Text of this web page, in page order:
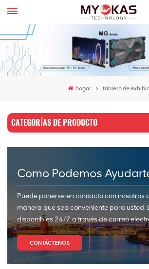
hogar tablero de
CATEGORÍAS DE PRODUCTO
Como Podemos
Puede ponerse en contacto con nosotros
manera que sea conveniente para usted.
disponibles 24/7 a través de correo
CONTÁCTENOS